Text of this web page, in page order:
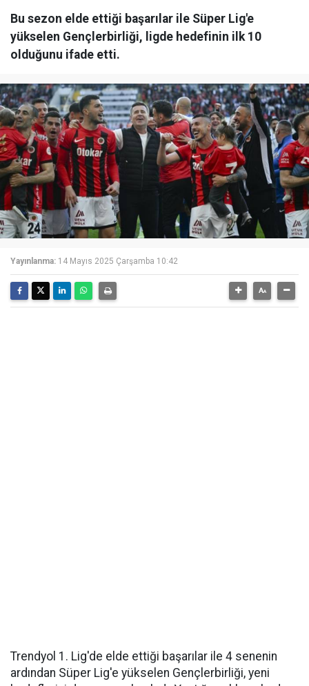
Bu sezon elde ettiği başarılar ile Süper Lig'e
yükselen Gençlerbirliği, ligde hedefinin ilk 10
olduğunu ifade etti.
Yayınlanma: 14 Mayıs 2025 Çarşamba 10:42
Trendyol 1. Lig'de elde ettiği başarılar ile 4 senenin
ardından Süper Lig'e yükselen Gençlerbirliği, yeni